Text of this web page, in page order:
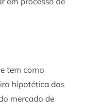
tem como
hipotética das
mercado de